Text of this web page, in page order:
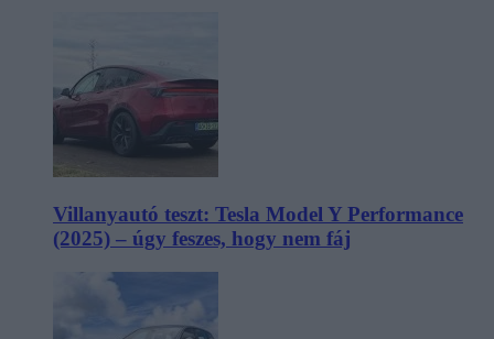
Villanyautó teszt: Tesla Model Y Performance
(2025) – úgy feszes, hogy nem fáj